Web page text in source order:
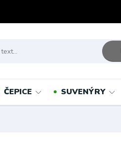
ČEPICE SUVENÝRY